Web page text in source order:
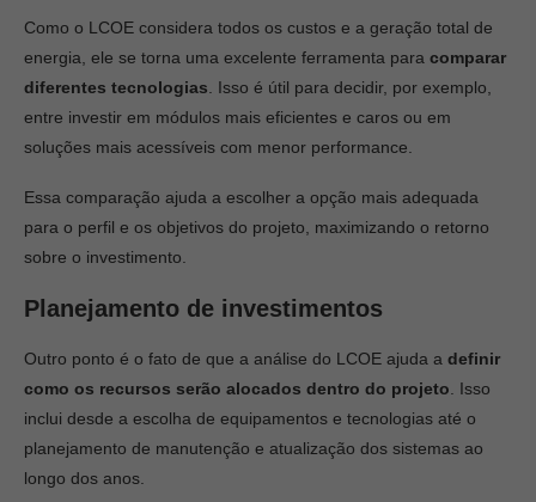
Como o LCOE considera todos os custos e a geração total de
energia, ele se torna uma excelente ferramenta para comparar
diferentes tecnologias . Isso é útil para decidir, por exemplo,
entre investir em módulos mais eficientes e caros ou em
soluções mais acessíveis com menor performance.
Essa comparação ajuda a escolher a opção mais adequada
para o perfil e os objetivos do projeto, maximizando o retorno
sobre o investimento.
Planejamento de investimentos
Outro ponto é o fato de que a análise do LCOE ajuda a definir
como os recursos serão alocados dentro do projeto . Isso
inclui desde a escolha de equipamentos e tecnologias até o
planejamento de manutenção e atualização dos sistemas ao
longo dos anos.